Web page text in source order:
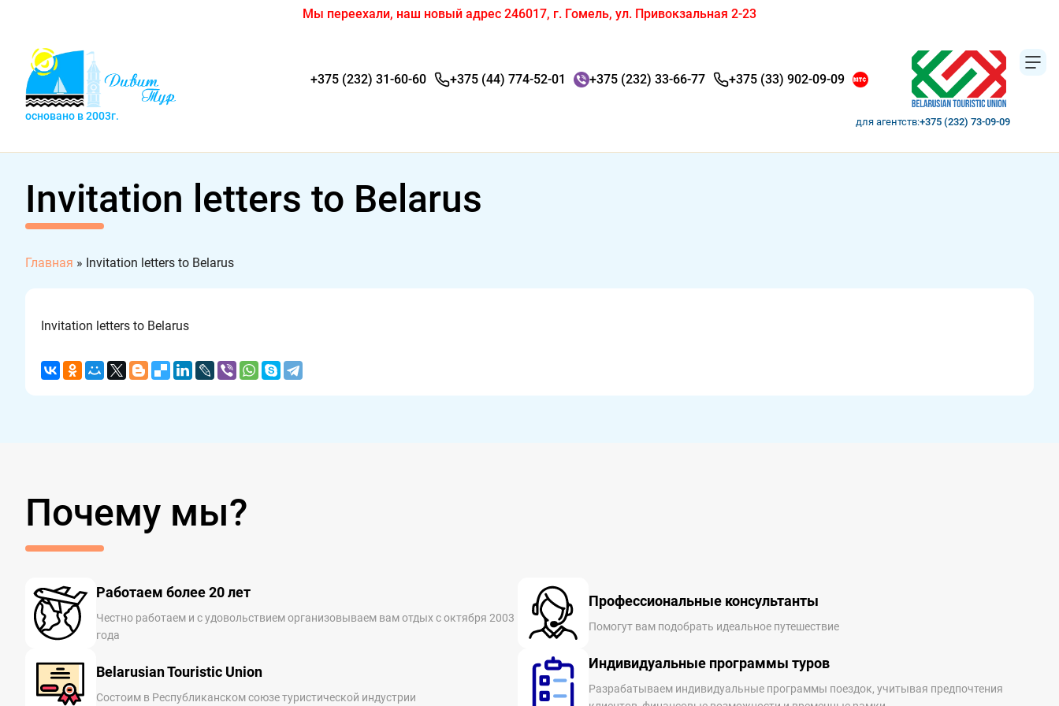
Мы переехали, наш новый адрес 246017, г. Гомель, ул. Привокзальная 2-23
основано в 2003г.
+375 (232) 31-60-60 +375 (44) 774-52-01 +375 (232) 33-66-77 +375 (33) 902-09-09
для агентств:+375 (232) 73-09-09
Invitation letters to Belarus
Главная » Invitation letters to Belarus
Invitation letters to Belarus
Почему мы?
Работаем более 20 лет
Честно работаем и с удовольствием организовываем вам отдых с октября 2003
года
Профессиональные консультанты
Помогут вам подобрать идеальное путешествие
Belarusian Touristic Union
Состоим в Республиканском союзе туристической индустрии
Индивидуальные программы туров
Разрабатываем индивидуальные программы поездок, учитывая предпочтения